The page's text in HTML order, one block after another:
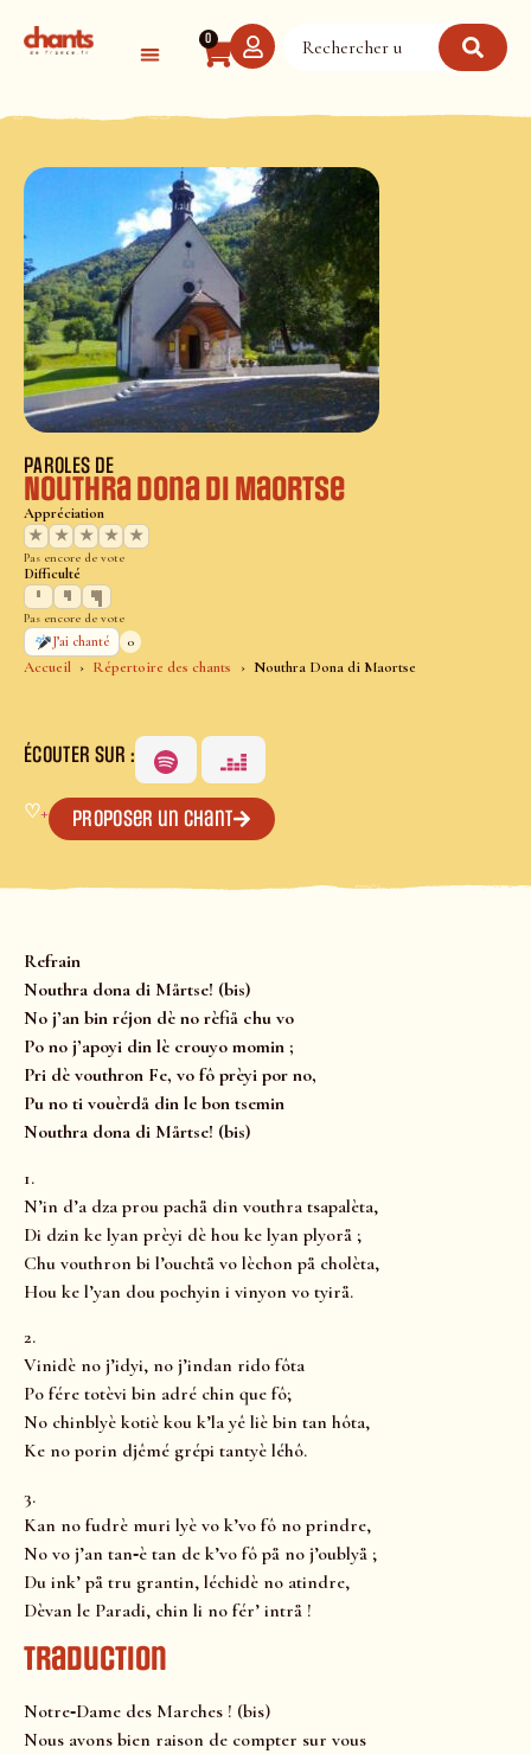
0
Accueil Répertoire des chants Nouthra Dona di Maortse
PAROLES DE
Nouthra Dona di Maortse
Appréciation
★
★ ★ ★ ★
Pas encore de vote
Difficulté
Pas encore de vote
J’ai chanté
0
ÉCOUTER SUR :
♡+ Proposer un chant
Refrain
Nouthra dona di Mårtse! (bis)
No j’an bin réjon dè no rèfiå chu vo
Po no j’apoyi din lè crouyo momin ;
Pri dè vouthron Fe, vo fô prèyi por no,
Pu no ti vouèrdå din le bon tsemin
Nouthra dona di Mårtse! (bis)
1.
N’in d’a dza prou pachå din vouthra tsapalèta,
Di dzin ke lyan prèyi dè hou ke lyan plyorå ;
Chu vouthron bi l’ouchtå vo lèchon på cholèta,
Hou ke l’yan dou pochyin i vinyon vo tyirå.
2.
Vinidè no j’idyi, no j’indan rido fôta
Po fére totèvi bin adré chin que fô;
No chinblyè kotiè kou k’la yê liè bin tan hôta,
Ke no porin djêmé grépi tantyè léhô.
3.
Kan no fudrè muri lyè vo k’vo fô no prindre,
No vo j’an tan‐è tan de k’vo fô på no j’oublyå ;
Du ink’ på tru grantin, léchidè no atindre,
Dèvan le Paradi, chin li no fér’ intrå !
Traduction
Notre‐Dame des Marches ! (bis)
Nous avons bien raison de compter sur vous